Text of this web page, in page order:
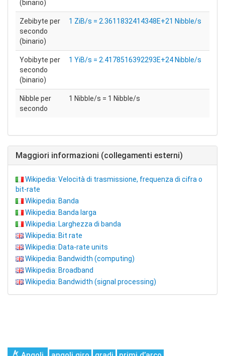
(binario)
Zebibyte per
secondo
(binario)
1 ZiB/s = 2.3611832414348E+21 Nibble/s
Yobibyte per
secondo
(binario)
1 YiB/s = 2.4178516392293E+24 Nibble/s
Nibble per
secondo
1 Nibble/s = 1 Nibble/s
Maggiori informazioni (collegamenti esterni)
Wikipedia: Velocità di trasmissione, frequenza di cifra o
bit-rate
Wikipedia: Banda
Wikipedia: Banda larga
Wikipedia: Larghezza di banda
Wikipedia: Bit rate
Wikipedia: Data-rate units
Wikipedia: Bandwidth (computing)
Wikipedia: Broadband
Wikipedia: Bandwidth (signal processing)